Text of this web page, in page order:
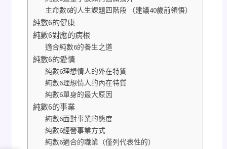
主命數6的人生課題四階段 （建議40歲前領悟）
純數6的健康
純數6對應的病根
適合純數6的養生之道
純數6的愛情
純數6理想情人的外在特質
純數6理想情人的內在特質
純數6單身的最大原因
純數6的事業
純數6面對事業的態度
純數6經營事業方式
純數6適合的職業（僅列代表性的）